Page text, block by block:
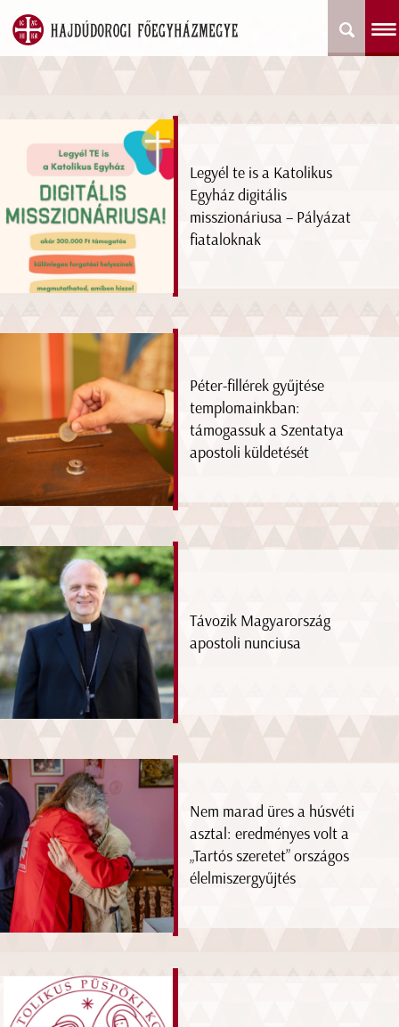
Legyél te is a Katolikus
Egyház digitális
misszionáriusa – Pályázat
fiataloknak
Péter-fillérek gyűjtése
templomainkban:
támogassuk a Szentatya
apostoli küldetését
Távozik Magyarország
apostoli nunciusa
Nem marad üres a húsvéti
asztal: eredményes volt a
„Tartós szeretet” országos
élelmiszergyűjtés